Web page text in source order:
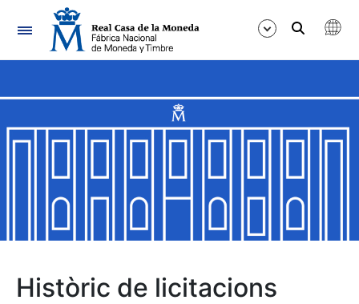
Navegació
Mostra/Amaga
Mostra/Amaga
Mostra/Amaga
Històric de licitacions